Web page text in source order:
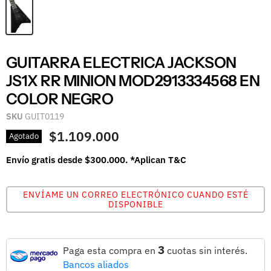
GUITARRA ELECTRICA JACKSON
JS1X RR MINION MOD2913334568 EN
COLOR NEGRO
SKU GUIT0119
Agotado $1.109.000
Envío gratis desde $300.000. *Aplican T&C
ENVÍAME UN CORREO ELECTRÓNICO CUANDO ESTÉ
DISPONIBLE
Paga esta compra en 3 cuotas sin interés.
Bancos aliados